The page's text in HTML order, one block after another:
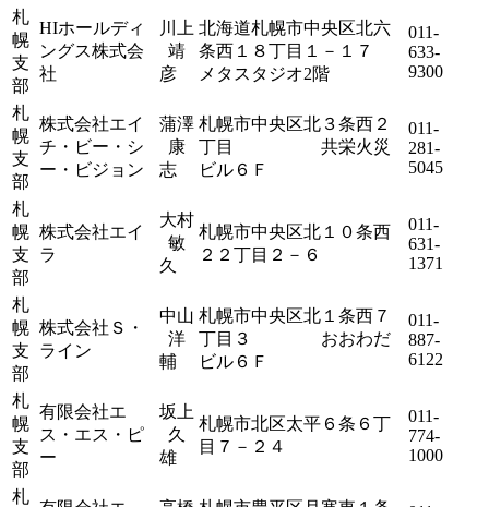
札
幌
支
部
HIホールディ
ングス株式会
社
川上
靖
彦
北海道札幌市中央区北六
条西１８丁目１－１７
メタスタジオ2階
011-
633-
9300
札
幌
支
部
株式会社エイ
チ・ビー・シ
ー・ビジョン
蒲澤
康
志
札幌市中央区北３条西２
丁目 共栄火災
ビル６Ｆ
011-
281-
5045
札
幌
支
部
株式会社エイ
ラ
大村
敏
久
札幌市中央区北１０条西
２２丁目２－６
011-
631-
1371
札
幌
支
部
株式会社Ｓ・
ライン
中山
洋
輔
札幌市中央区北１条西７
丁目３ おおわだ
ビル６Ｆ
011-
887-
6122
札
幌
支
部
有限会社エ
ス・エス・ピ
ー
坂上
久
雄
札幌市北区太平６条６丁
目７－２４
011-
774-
1000
札